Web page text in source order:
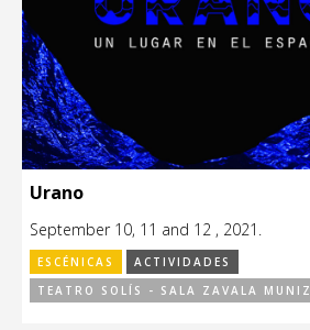
Urano
September 10, 11 and 12 , 2021.
ESCÉNICAS
ACTIVIDADES
TEATRO SOLÍS - SALA ZAVALA MUNIZ